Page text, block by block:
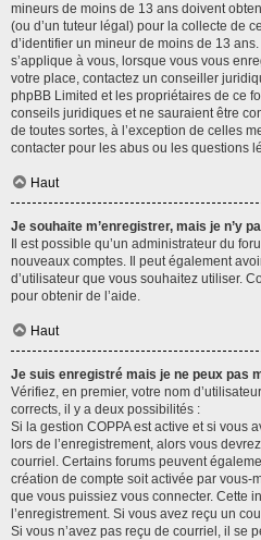
mineurs de moins de 13 ans doivent
(ou d’un tuteur légal) pour la collecte de
d’identifier un mineur de moins de 13
s’applique à vous, lorsque vous vous
votre place, contactez un conseiller
phpBB Limited et les propriétaires de ce
conseils juridiques et ne sauraient être
de toutes sortes, à l’exception de celles
contacter pour les abus ou les questions
Haut
Je souhaite m’enregistrer, mais je n’y
Il est possible qu’un administrateur du
nouveaux comptes. Il peut également
d’utilisateur que vous souhaitez utiliser.
pour obtenir de l’aide.
Haut
Je suis enregistré mais je ne peux pas
Vérifiez, en premier, votre nom
corrects, il y a deux possibilités :
Si la gestion COPPA est active et si vous
lors de l’enregistrement, alors vous
courriel. Certains forums peuvent
création de compte soit activée par vous-
que vous puissiez vous connecter. Cette
l’enregistrement. Si vous avez reçu un
Si vous n’avez pas reçu de courriel, il se